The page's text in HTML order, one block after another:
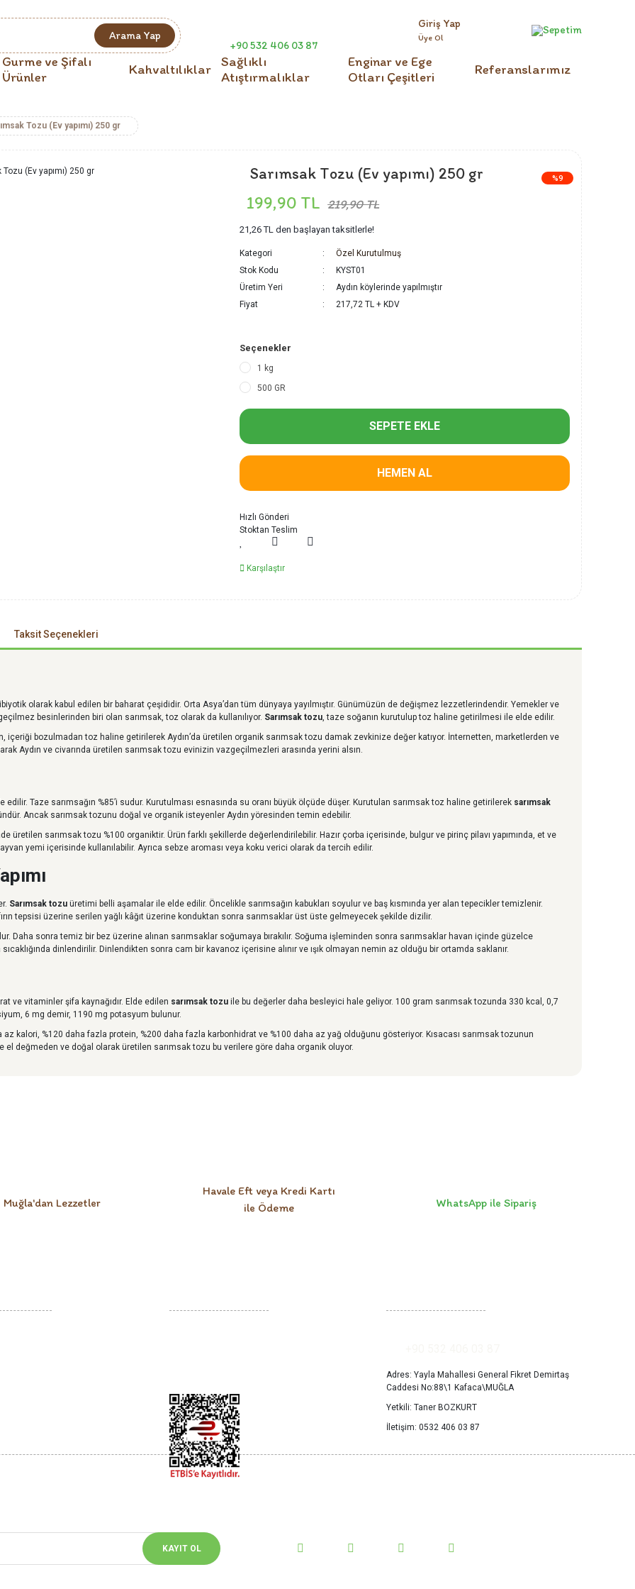
Arama Yap
+90 532 406 03 87
Giriş Yap
Üye Ol
Sepetim
Gurme ve Şifalı
Ürünler
Kahvaltılıklar
Sağlıklı
Atıştırmalıklar
Enginar ve Ege
Otları Çeşitleri
Referanslarımız
Tozu (Ev yapımı) 250 gr
Sarımsak Tozu (Ev yapımı) 250 gr %9
199,90 TL 219,90 TL
21,26 TL den başlayan taksitlerle!
Kategori
Özel Kurutulmuş
Stok Kodu
KYST01
Üretim Yeri
Aydın köylerinde yapılmıştır
Fiyat
217,72 TL + KDV
Seçenekler
1 kg
500 GR
SEPETE EKLE
HEMEN AL
Hızlı Gönderi
Stoktan Teslim
Karşılaştır
Taksit Seçenekleri
olarak kabul edilen bir baharat çeşididir. Orta Asya’dan tüm dünyaya yayılmıştır. Günümüzün de değişmez lezzetlerindendir. Yemekler ve
besinlerinden biri olan sarımsak, toz olarak da kullanılıyor. Sarımsak tozu, taze soğanın kurutulup toz haline getirilmesi ile elde edilir.
içeriği bozulmadan toz haline getirilerek Aydın’da üretilen organik sarımsak tozu damak zevkinize değer katıyor. İnternetten, marketlerden ve
Aydın ve civarında üretilen sarımsak tozu evinizin vazgeçilmezleri arasında yerini alsın.
Taze sarımsağın %85’i sudur. Kurutulması esnasında su oranı büyük ölçüde düşer. Kurutulan sarımsak toz haline getirilerek sarımsak
Ancak sarımsak tozunu doğal ve organik isteyenler Aydın yöresinden temin edebilir.
üretilen sarımsak tozu %100 organiktir. Ürün farklı şekillerde değerlendirilebilir. Hazır çorba içerisinde, bulgur ve pirinç pilavı yapımında, et ve
yemi içerisinde kullanılabilir. Ayrıca sebze aroması veya koku verici olarak da tercih edilir.
Sarımsak tozu üretimi belli aşamalar ile elde edilir. Öncelikle sarımsağın kabukları soyulur ve baş kısmında yer alan tepecikler temizlenir.
tepsisi üzerine serilen yağlı kâğıt üzerine konduktan sonra sarımsaklar üst üste gelmeyecek şekilde dizilir.
Daha sonra temiz bir bez üzerine alınan sarımsaklar soğumaya bırakılır. Soğuma işleminden sonra sarımsaklar havan içinde güzelce
dinlendirilir. Dinlendikten sonra cam bir kavanoz içerisine alınır ve ışık olmayan nemin az olduğu bir ortamda saklanır.
ve vitaminler şifa kaynağıdır. Elde edilen sarımsak tozu ile bu değerler daha besleyici hale geliyor. 100 gram sarımsak tozunda 330 kcal, 0,7
6 mg demir, 1190 mg potasyum bulunur.
kalori, %120 daha fazla protein, %200 daha fazla karbonhidrat ve %100 daha az yağ olduğunu gösteriyor. Kısacası sarımsak tozunun
el değmeden ve doğal olarak üretilen sarımsak tozu bu verilere göre daha organik oluyor.
Muğla'dan Lezzetler
Havale Eft veya Kredi Kartı
ile Ödeme
WhatsApp ile Sipariş
Adres: Yayla Mahallesi General Fikret Demirtaş
Caddesi No:88\1 Kafaca\MUĞLA
Yetkili: Taner BOZKURT
İletişim: 0532 406 03 87
KAYIT OL